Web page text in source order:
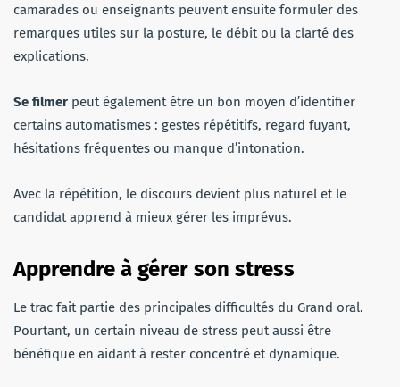
camarades ou enseignants peuvent ensuite formuler des
remarques utiles sur la posture, le débit ou la clarté des
explications.
Se filmer peut également être un bon moyen d’identifier
certains automatismes : gestes répétitifs, regard fuyant,
hésitations fréquentes ou manque d’intonation.
Avec la répétition, le discours devient plus naturel et le
candidat apprend à mieux gérer les imprévus.
Apprendre à gérer son stress
Le trac fait partie des principales difficultés du Grand oral.
Pourtant, un certain niveau de stress peut aussi être
bénéfique en aidant à rester concentré et dynamique.